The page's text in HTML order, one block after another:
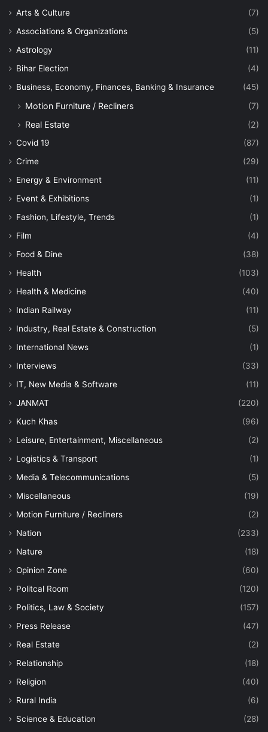
Arts & Culture
(7)
Associations & Organizations
(5)
Astrology
(11)
Bihar Election
(4)
Business, Economy, Finances, Banking & Insurance
(45)
Motion Furniture / Recliners
(7)
Real Estate
(2)
Covid 19
(87)
Crime
(29)
Energy & Environment
(11)
Event & Exhibitions
(1)
Fashion, Lifestyle, Trends
(1)
Film
(4)
Food & Dine
(38)
Health
(103)
Health & Medicine
(40)
Indian Railway
(11)
Industry, Real Estate & Construction
(5)
International News
(1)
Interviews
(33)
IT, New Media & Software
(11)
JANMAT
(220)
Kuch Khas
(96)
Leisure, Entertainment, Miscellaneous
(2)
Logistics & Transport
(1)
Media & Telecommunications
(5)
Miscellaneous
(19)
Motion Furniture / Recliners
(2)
Nation
(233)
Nature
(18)
Opinion Zone
(60)
Politcal Room
(120)
Politics, Law & Society
(157)
Press Release
(47)
Real Estate
(2)
Relationship
(18)
Religion
(40)
Rural India
(6)
Science & Education
(28)